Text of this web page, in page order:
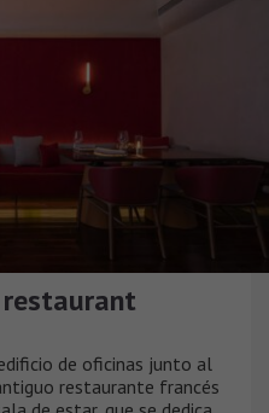
restaurant
de oficinas junto al
restaurante francés